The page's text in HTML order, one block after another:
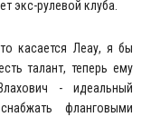
экс-рулевой клуба.
касается Леау, я бы
талант, теперь ему
- идеальный
фланговыми